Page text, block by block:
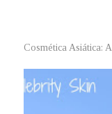
Cosmética Asiática: